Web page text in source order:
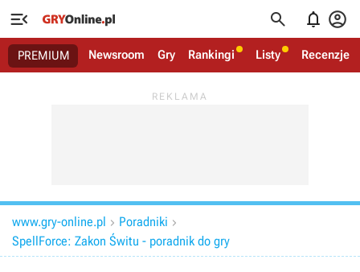
   
PREMIUM Newsroom Gry Rankingi Listy Recenzje
www.gry-online.pl  Poradniki 
SpellForce: Zakon Świtu - poradnik do gry